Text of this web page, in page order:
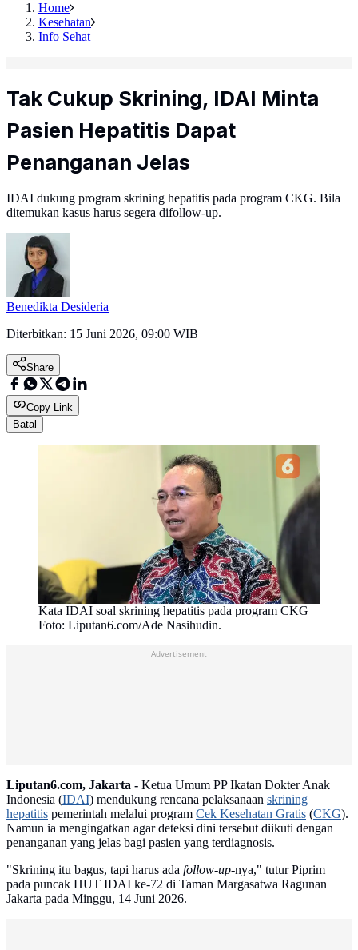
Home
Kesehatan
Info Sehat
Tak Cukup Skrining, IDAI Minta
Pasien Hepatitis Dapat
Penanganan Jelas
IDAI dukung program skrining hepatitis pada program CKG. Bila
ditemukan kasus harus segera difollow-up.
Benedikta Desideria
Diterbitkan: 15 Juni 2026, 09:00 WIB
Share
Copy Link
Batal
Kata IDAI soal skrining hepatitis pada program CKG
Foto: Liputan6.com/Ade Nasihudin.
Advertisement
Liputan6.com, Jakarta - Ketua Umum PP Ikatan Dokter Anak
Indonesia (IDAI) mendukung rencana pelaksanaan skrining
hepatitis pemerintah melalui program Cek Kesehatan Gratis (CKG).
Namun ia mengingatkan agar deteksi dini tersebut diikuti dengan
penanganan yang jelas bagi pasien yang terdiagnosis.
"Skrining itu bagus, tapi harus ada follow-up-nya," tutur Piprim
pada puncak HUT IDAI ke-72 di Taman Margasatwa Ragunan
Jakarta pada Minggu, 14 Juni 2026.